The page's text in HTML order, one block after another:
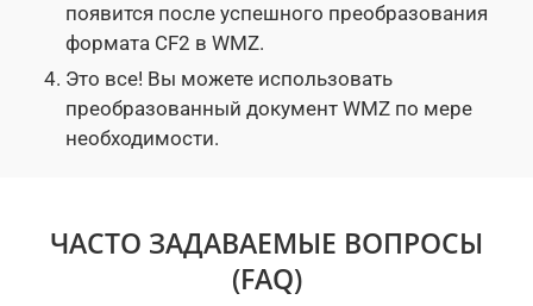
появится после успешного преобразования
формата CF2 в WMZ.
Это все! Вы можете использовать
преобразованный документ WMZ по мере
необходимости.
ЧАСТО ЗАДАВАЕМЫЕ ВОПРОСЫ
(FAQ)